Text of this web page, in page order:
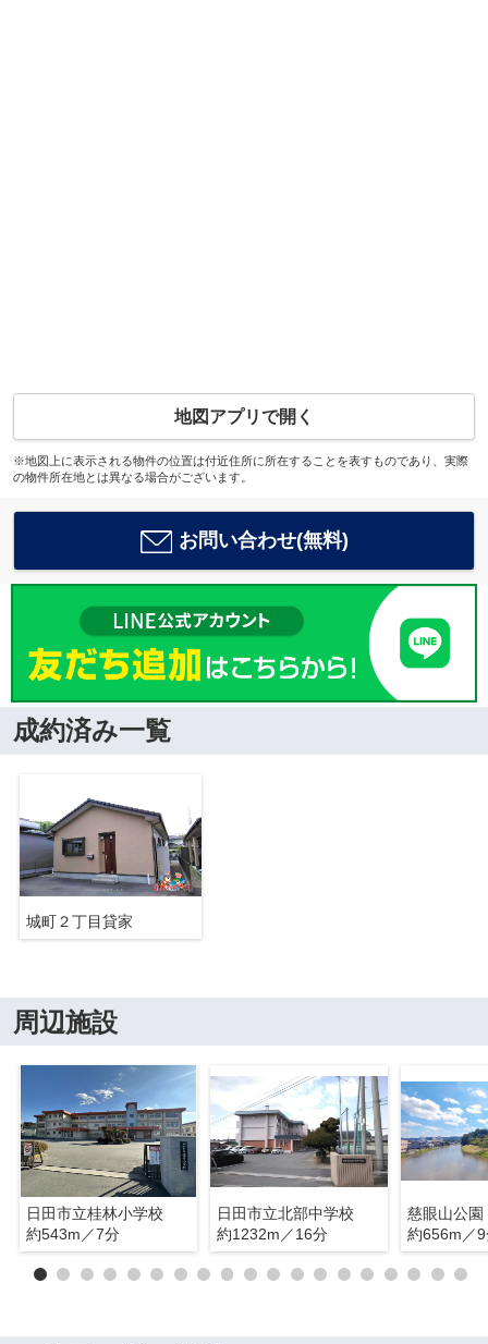
地図アプリで開く
※地図上に表示される物件の位置は付近住所に所在することを表すものであり、実際
の物件所在地とは異なる場合がございます。
お問い合わせ(無料)
成約済み一覧
城町２丁目貸家
周辺施設
日田市立桂林小学校
約543m／7分
日田市立北部中学校
約1232m／16分
慈眼山公園
約656m／